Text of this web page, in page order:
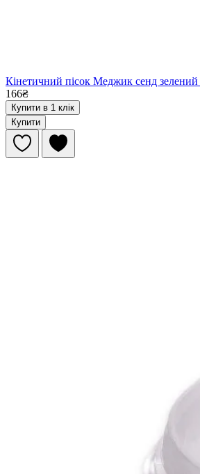
Кінетичний пісок Меджик сенд зелений
166₴
Купити в 1 клік
Купити